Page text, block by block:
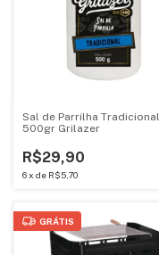
Sal de Parrilha Tradicional
500gr Grilazer
R$29,90
6x de R$5,70
GRÁTIS